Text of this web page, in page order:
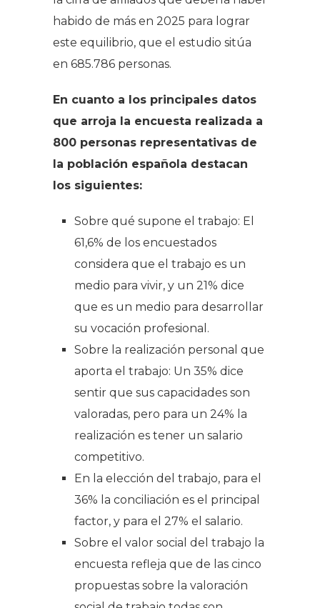
habido de más en 2025 para lograr
este equilibrio, que el estudio sitúa
en 685.786 personas.
En cuanto a los principales datos
que arroja la encuesta realizada a
800 personas representativas de
la población española destacan
los siguientes:
Sobre qué supone el trabajo: El
61,6% de los encuestados
considera que el trabajo es un
medio para vivir, y un 21% dice
que es un medio para desarrollar
su vocación profesional.
Sobre la realización personal que
aporta el trabajo: Un 35% dice
sentir que sus capacidades son
valoradas, pero para un 24% la
realización es tener un salario
competitivo.
En la elección del trabajo, para el
36% la conciliación es el principal
factor, y para el 27% el salario.
Sobre el valor social del trabajo la
encuesta refleja que de las cinco
propuestas sobre la valoración